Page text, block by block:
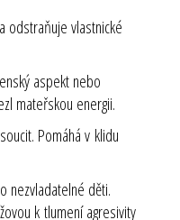
odstraňuje vlastnické
aspekt nebo
mateřskou energii.
Pomáhá v klidu
nezvladatelné děti.
k tlumení agresivity